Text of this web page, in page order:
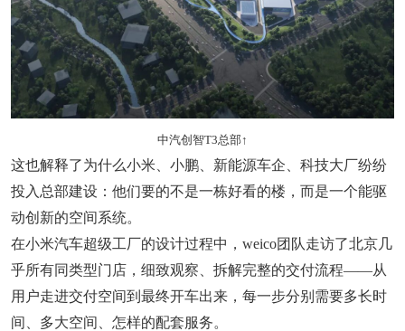
中汽创智T3总部↑
这也解释了为什么小米、小鹏、新能源车企、科技大厂纷纷
投入总部建设：他们要的不是一栋好看的楼，而是一个能驱
动创新的空间系统。
在小米汽车超级工厂的设计过程中，weico团队走访了北京几
乎所有同类型门店，细致观察、拆解完整的交付流程——从
用户走进交付空间到最终开车出来，每一步分别需要多长时
间、多大空间、怎样的配套服务。